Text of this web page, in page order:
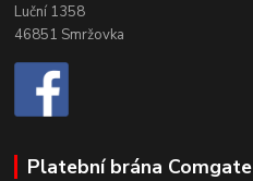
Luční 1358
46851 Smržovka
Platební brána Comgate